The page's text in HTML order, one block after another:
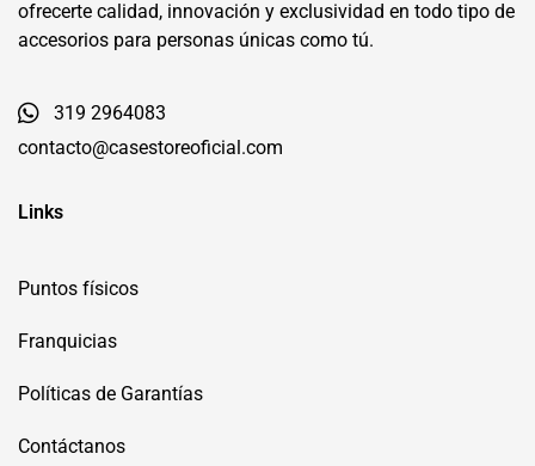
ofrecerte calidad, innovación y exclusividad en todo tipo de
accesorios para personas únicas como tú.
319 2964083
contacto@casestoreoficial.com
Links
Puntos físicos
Franquicias
Políticas de Garantías
Contáctanos